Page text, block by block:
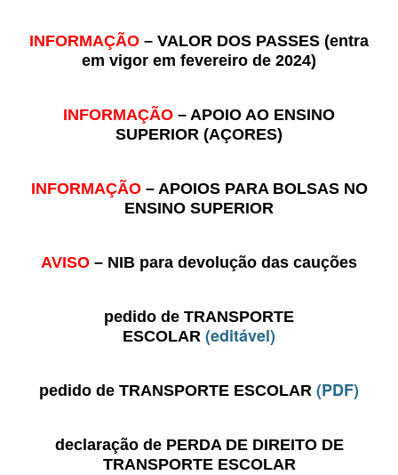
@esaq.erasmus
ESCOLA
PROFESSORES
INFORMAÇÃO – VALOR DOS PASSES (entra
em vigor em fevereiro de 2024)
INFORMAÇÃO – APOIO AO ENSINO
SUPERIOR (AÇORES)
INFORMAÇÃO– APOIOS PARA BOLSAS NO
ENSINO SUPERIOR
AVISO – NIB para devolução das cauções
pedido de TRANSPORTE
ESCOLAR (editável)
pedido de TRANSPORTE ESCOLAR (PDF)
declaração de PERDA DE DIREITO DE
TRANSPORTE ESCOLAR